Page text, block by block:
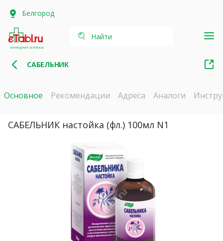
Белгород
интернет-аптека
Найти
САБЕЛЬНИК
Основное Рекомендации Адреса Аналоги
САБЕЛЬНИК настойка (фл.) 100мл N1